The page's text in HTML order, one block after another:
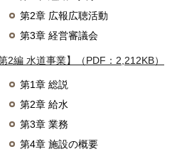
第2章 広報広聴活動
第3章 経営審議会
第2編 水道事業】（PDF：2,212KB）
第1章 総説
第2章 給水
第3章 業務
第4章 施設の概要